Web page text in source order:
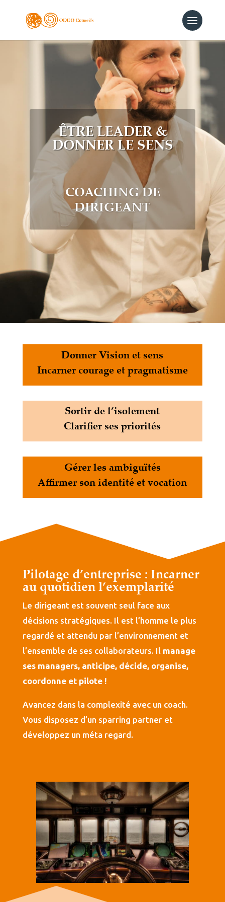
ÊTRE LEADER &
DONNER LE SENS
COACHING DE
DIRIGEANT
Donner Vision et sens
Incarner courage et pragmatisme
Sortir de l’isolement
Clarifier ses priorités
Gérer les ambiguïtés
Affirmer son identité et vocation
Pilotage d’entreprise : Incarner
au quotidien l’exemplarité
Le dirigeant est souvent seul face aux
décisions stratégiques. Il est l’homme le plus
regardé et attendu par l’environnement et
l’ensemble de ses collaborateurs. Il manage
ses managers, anticipe, décide, organise,
coordonne et pilote !
Avancez dans la complexité avec un coach.
Vous disposez d’un sparring partner et
développez un méta regard.